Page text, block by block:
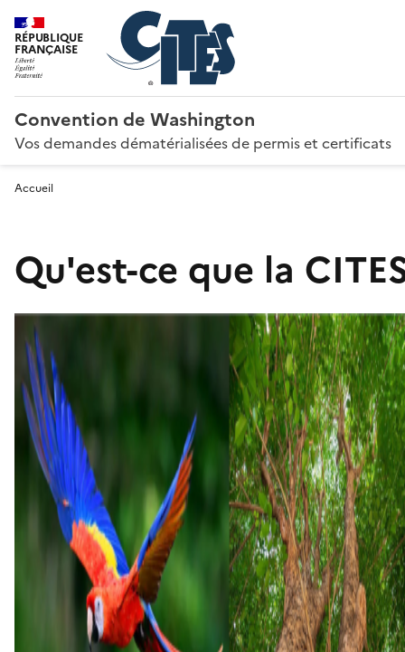
RÉPUBLIQUE
FRANÇAISE
Convention de Washington
Vos demandes dématérialisées de permis et certificats
Accueil
Qu'est-ce que la